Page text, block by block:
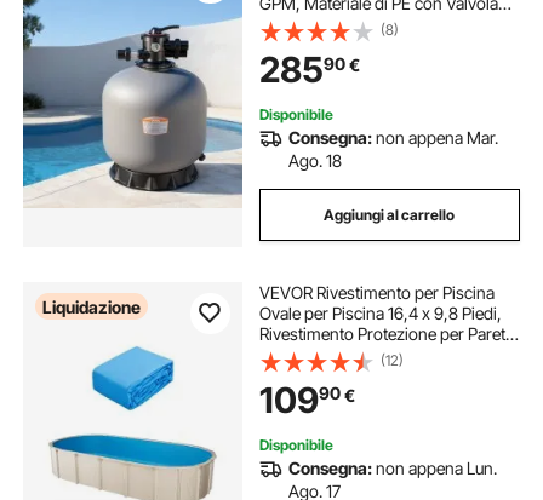
Multi Porta a 7 Vie, Risciacquo,
Scarico, Modalità Invernale e
Chiusa, per Piscine Fuori Terra
(8)
28590€
Disponibile
Consegna:non appena Mar.
Ago. 18
Aggiungi al carrello
Liquidazione
VEVOR Rivestimento per Piscina
Ovale per Piscina 16,4 x 9,8 Piedi,
Rivestimento Protezione per Pareti
di Piscine Fuori Terra Altezza 47
Pollici Stile Unibead, Rivestimento
Piscina in Materiale Vinile
(12)
10990€
Disponibile
Consegna:non appena Lun.
Ago. 17